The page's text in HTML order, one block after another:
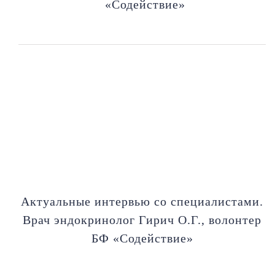
«Содействие»
Актуальные интервью со специалистами.
Врач эндокринолог Гирич О.Г., волонтер
БФ «Содействие»